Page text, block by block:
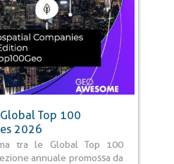
Top 100
2026
tra le Global Top 100
annuale promossa da